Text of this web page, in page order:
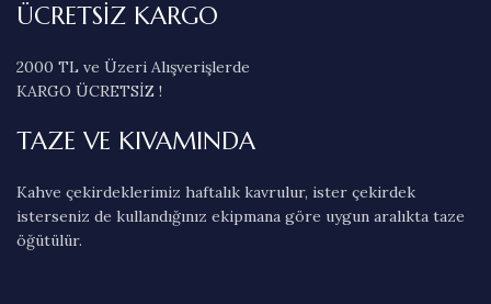
ÜCRETSİZ KARGO
2000 TL ve Üzeri Alışverişlerde
KARGO ÜCRETSİZ !
TAZE VE KIVAMINDA
Kahve çekirdeklerimiz haftalık kavrulur, ister çekirdek
isterseniz de kullandığınız ekipmana göre uygun aralıkta taze
öğütülür.